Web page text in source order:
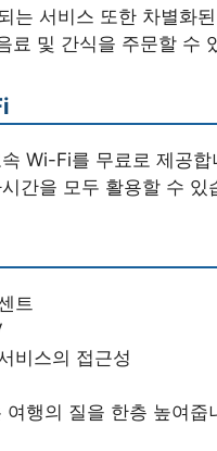
는 서비스 또한 차별화
료 및 간식을 주문할 수
Wi-Fi를 무료로 제공
간을 모두 활용할 수 있
트
비스의 접근성
여행의 질을 한층 높여